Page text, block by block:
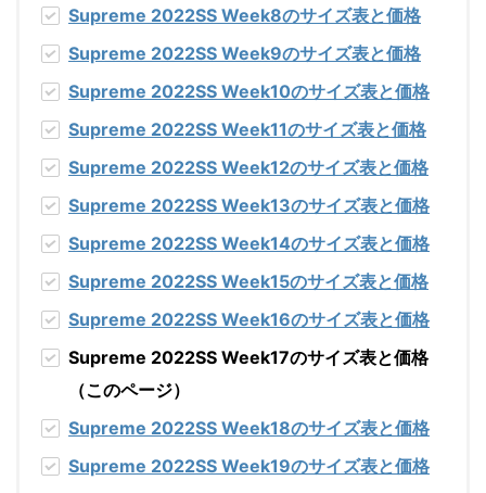
Supreme 2022SS Week8のサイズ表と価格
Supreme 2022SS Week9のサイズ表と価格
Supreme 2022SS Week10のサイズ表と価格
Supreme 2022SS Week11のサイズ表と価格
Supreme 2022SS Week12のサイズ表と価格
Supreme 2022SS Week13のサイズ表と価格
Supreme 2022SS Week14のサイズ表と価格
Supreme 2022SS Week15のサイズ表と価格
Supreme 2022SS Week16のサイズ表と価格
Supreme 2022SS Week17のサイズ表と価格
（このページ）
Supreme 2022SS Week18のサイズ表と価格
Supreme 2022SS Week19のサイズ表と価格